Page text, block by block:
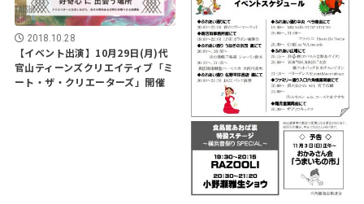
2018.10.28
【イベント出演】10月29日(月)代
官山ティーンズクリエイティブ「ミ
ート・ザ・クリエーターズ」開催